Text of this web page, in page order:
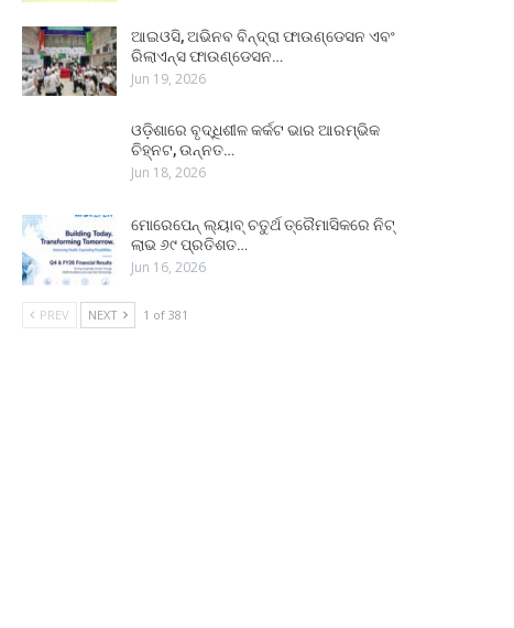
ଆଇଓସି, ଅଭିନବ ବିନ୍ଦ୍ରା ଫାଉଣ୍ଡେସନ ଏବଂ
ରିଲାଏନ୍ସ ଫାଉଣ୍ଡେସନ…
Jun 19, 2026
ଓଡ଼ିଶାରେ ବୃଦ୍ଧିଶୀଳ କର୍କଟ ଭାର ଆରମ୍ଭିକ
ଚିହ୍ନଟ, ଉନ୍ନତ…
Jun 18, 2026
ମୋରେପେନ୍ ଲ୍ୟାବ୍ ଚତୁର୍ଥ ତ୍ରୈମାସିକରେ ନିଟ୍
ଲାଭ ୬୯ ପ୍ରତିଶତ…
Jun 16, 2026
PREV NEXT 1 of 381